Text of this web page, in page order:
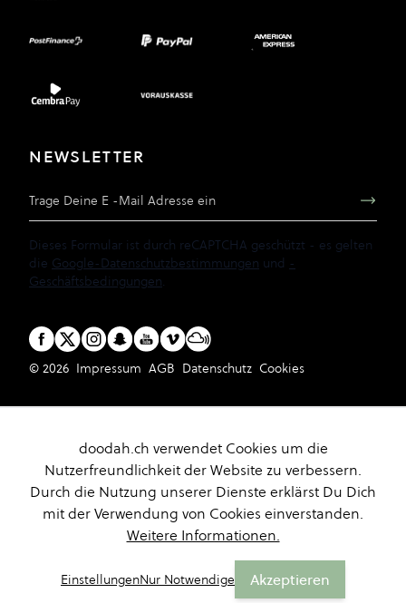
NEWSLETTER
Dieses Formular ist durch reCAPTCHA geschützt - es gelten
die Google-Datenschutzbestimmungen und -
Geschäftsbedingungen.
© 2026 Impressum AGB Datenschutz Cookies
doodah.ch verwendet Cookies um die
Nutzerfreundlichkeit der Website zu verbessern.
Durch die Nutzung unserer Dienste erklärst Du Dich
mit der Verwendung von Cookies einverstanden.
Weitere Informationen.
EinstellungenNur Notwendige Akzeptieren